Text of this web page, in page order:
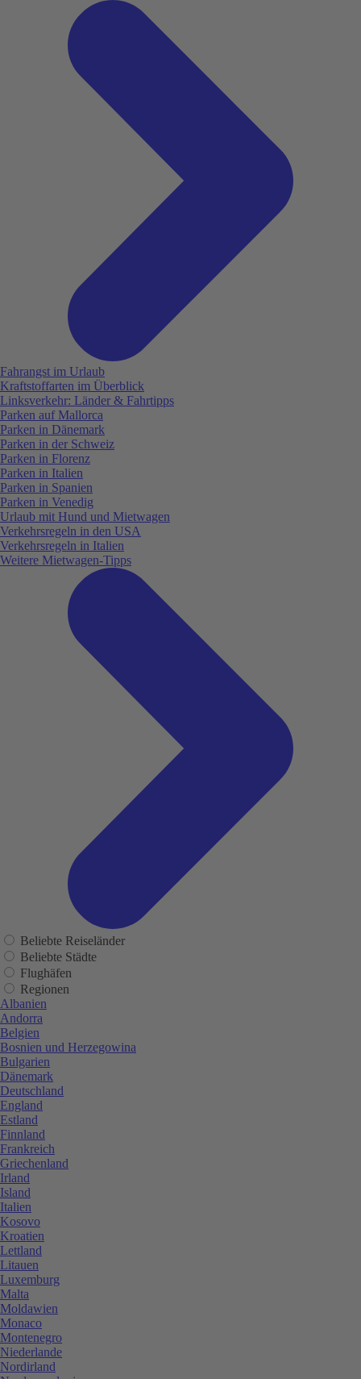
Fahrangst im Urlaub
Kraftstoffarten im Überblick
Linksverkehr: Länder & Fahrtipps
Parken auf Mallorca
Parken in Dänemark
Parken in der Schweiz
Parken in Florenz
Parken in Italien
Parken in Spanien
Parken in Venedig
Urlaub mit Hund und Mietwagen
Verkehrsregeln in den USA
Verkehrsregeln in Italien
Weitere Mietwagen-Tipps
Beliebte Reiseländer
Beliebte Städte
Flughäfen
Regionen
Albanien
Andorra
Belgien
Bosnien und Herzegowina
Bulgarien
Dänemark
Deutschland
England
Estland
Finnland
Frankreich
Griechenland
Irland
Island
Italien
Kosovo
Kroatien
Lettland
Litauen
Luxemburg
Malta
Moldawien
Monaco
Montenegro
Niederlande
Nordirland